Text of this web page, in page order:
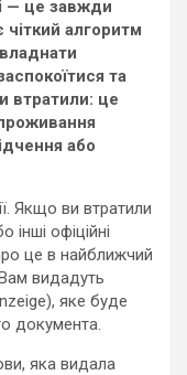
— це завжди
чіткий алгоритм
та
втратили: це
або
Якщо ви втратили
офіційні
це в найближчий
видадуть
яке буде
документа.
яка видала